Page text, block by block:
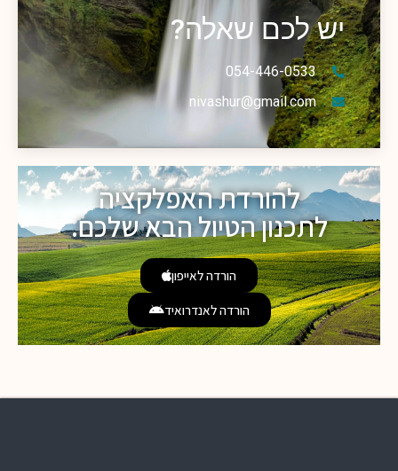
יש לכם שאלה?
054-446-0533
nivashur@gmail.com
להורדת האפלקציה
לתכנון הטיול הבא שלכם.
הורדה לאייפון
הורדה לאנדרואיד